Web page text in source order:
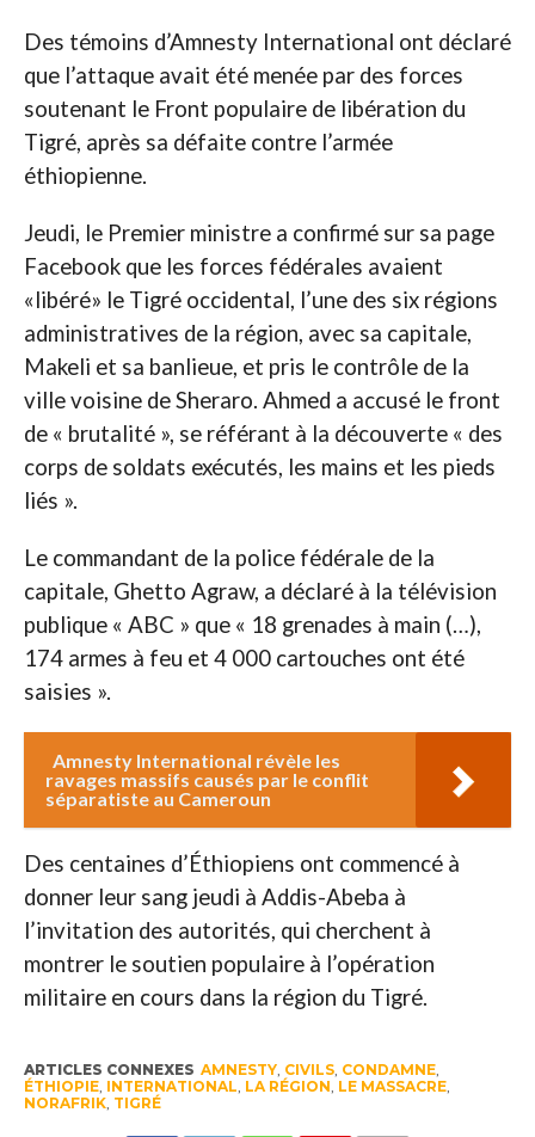
Des témoins d’Amnesty International ont déclaré
que l’attaque avait été menée par des forces
soutenant le Front populaire de libération du
Tigré, après sa défaite contre l’armée
éthiopienne.
Jeudi, le Premier ministre a confirmé sur sa page
Facebook que les forces fédérales avaient
«libéré» le Tigré occidental, l’une des six régions
administratives de la région, avec sa capitale,
Makeli et sa banlieue, et pris le contrôle de la
ville voisine de Sheraro. Ahmed a accusé le front
de « brutalité », se référant à la découverte « des
corps de soldats exécutés, les mains et les pieds
liés ».
Le commandant de la police fédérale de la
capitale, Ghetto Agraw, a déclaré à la télévision
publique « ABC » que « 18 grenades à main (…),
174 armes à feu et 4 000 cartouches ont été
saisies ».
Amnesty International révèle les
ravages massifs causés par le conflit
séparatiste au Cameroun
Des centaines d’Éthiopiens ont commencé à
donner leur sang jeudi à Addis-Abeba à
l’invitation des autorités, qui cherchent à
montrer le soutien populaire à l’opération
militaire en cours dans la région du Tigré.
ARTICLES CONNEXES AMNESTY, CIVILS, CONDAMNE,
ÉTHIOPIE, INTERNATIONAL, LA RÉGION, LE MASSACRE,
NORAFRIK, TIGRÉ